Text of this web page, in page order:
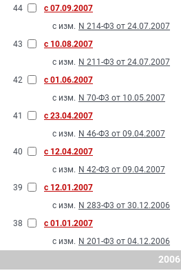
44
с 07.09.2007
с изм. N 214-Ф3 от 24.07.2007
43
с 10.08.2007
с изм. N 211-Ф3 от 24.07.2007
42
с 01.06.2007
с изм. N 70-Ф3 от 10.05.2007
41
с 23.04.2007
с изм. N 46-Ф3 от 09.04.2007
40
с 12.04.2007
с изм. N 42-Ф3 от 09.04.2007
39
с 12.01.2007
с изм. N 283-Ф3 от 30.12.2006
38
с 01.01.2007
с изм. N 201-Ф3 от 04.12.2006
2006